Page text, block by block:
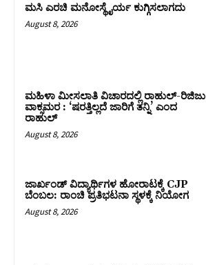
ಮಸಿ ಎರಚಿ ಮನೋಸ್ಥೈರ್ಯ ಕುಗ್ಗಿಸಲಾಗದು
August 8, 2026
ಮಹಿಳಾ ಮೀಸಲಾತಿ ವಿಚಾರದಲ್ಲಿ ರಾಹುಲ್‌-ರಿಜಿಜು
ವಾಕ್ಸಮರ : ‘ಷರತ್ತಿಲ್ಲದೆ ಜಾರಿಗೆ ತನ್ನಿ’ ಎಂದ
ರಾಹುಲ್‌
August 8, 2026
ಜಾರ್ಖಂಡ್‌ ವಿದ್ಯಾರ್ಥಿಗಳ ಹೋರಾಟಕ್ಕೆ CJP
ಬೆಂಬಲ: ರಾಂಚಿ ಪ್ರತಿಭಟನಾ ಸ್ಥಳಕ್ಕೆ ನಿಯೋಗ
August 8, 2026